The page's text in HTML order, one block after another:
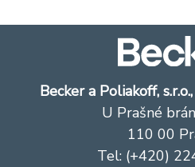
Becker a Poliakoff,
U Prašné
110 00
Tel: (+420)